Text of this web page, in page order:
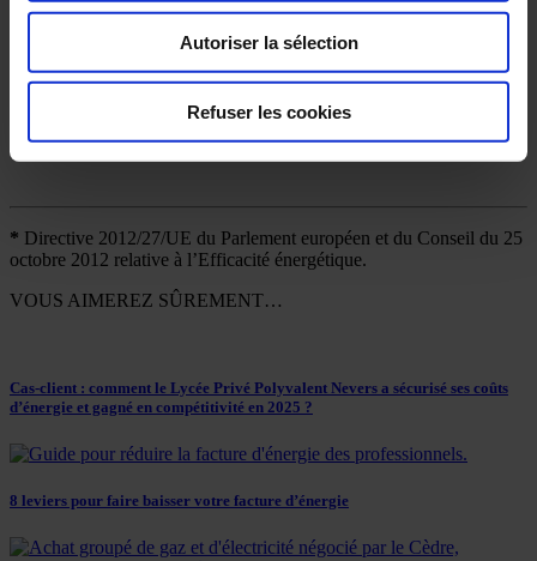
Autoriser la sélection
Refuser les cookies
Quelles prestations sont négociées par le Cèdre ?
Si vous êtes concerné, les fournisseurs référencés sur le marché
“expertise énergétique”, ainsi que certains bureaux de contrôle, vous
accompagneront dans cet audit.
* Directive 2012/27/UE du Parlement européen et du Conseil du 25
octobre 2012 relative à l’Efficacité énergétique.
VOUS AIMEREZ SÛREMENT…
Cas-client : comment le Lycée Privé Polyvalent Nevers a sécurisé ses coûts
d’énergie et gagné en compétitivité en 2025 ?
8 leviers pour faire baisser votre facture d’énergie